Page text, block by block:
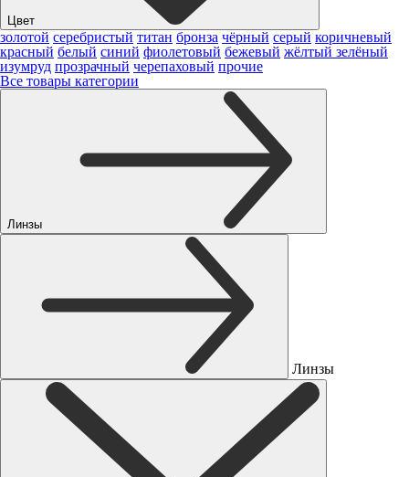
Цвет
золотой серебристый титан бронза чёрный серый коричневый
красный белый синий фиолетовый бежевый жёлтый зелёный
изумруд прозрачный черепаховый прочие
Все товары категории
Линзы
Линзы